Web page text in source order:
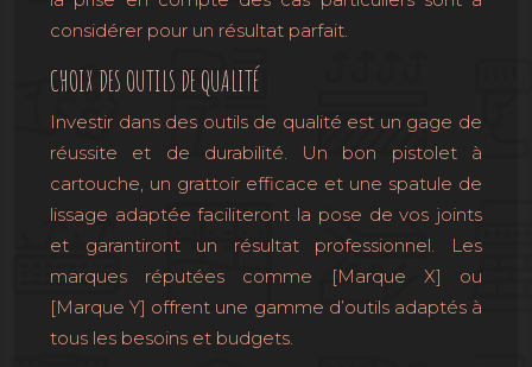
considérer pour un résultat parfait.
CHOIX DES OUTILS DE QUALITÉ
Investir dans des outils de qualité est un gage de
réussite et de durabilité. Un bon pistolet à
cartouche, un grattoir efficace et une spatule de
lissage adaptée faciliteront la pose de vos joints
et garantiront un résultat professionnel. Les
marques réputées comme [Marque X] ou
[Marque Y] offrent une gamme d’outils adaptés à
tous les besoins et budgets.